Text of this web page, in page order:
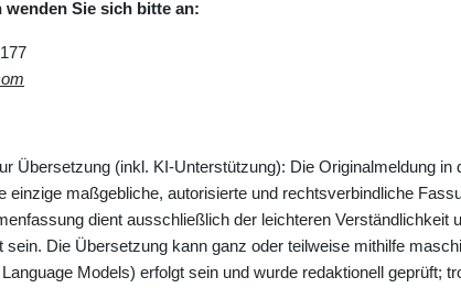
wenden Sie sich bitte an:
Übersetzung (inkl. KI-Unterstützung): Die Originalmeldung in
einzige maßgebliche, autorisierte und rechtsverbindliche
dient ausschließlich der leichteren Verständlichkeit
sein. Die Übersetzung kann ganz oder teilweise mithilfe
Models) erfolgt sein und wurde redaktionell geprüft;